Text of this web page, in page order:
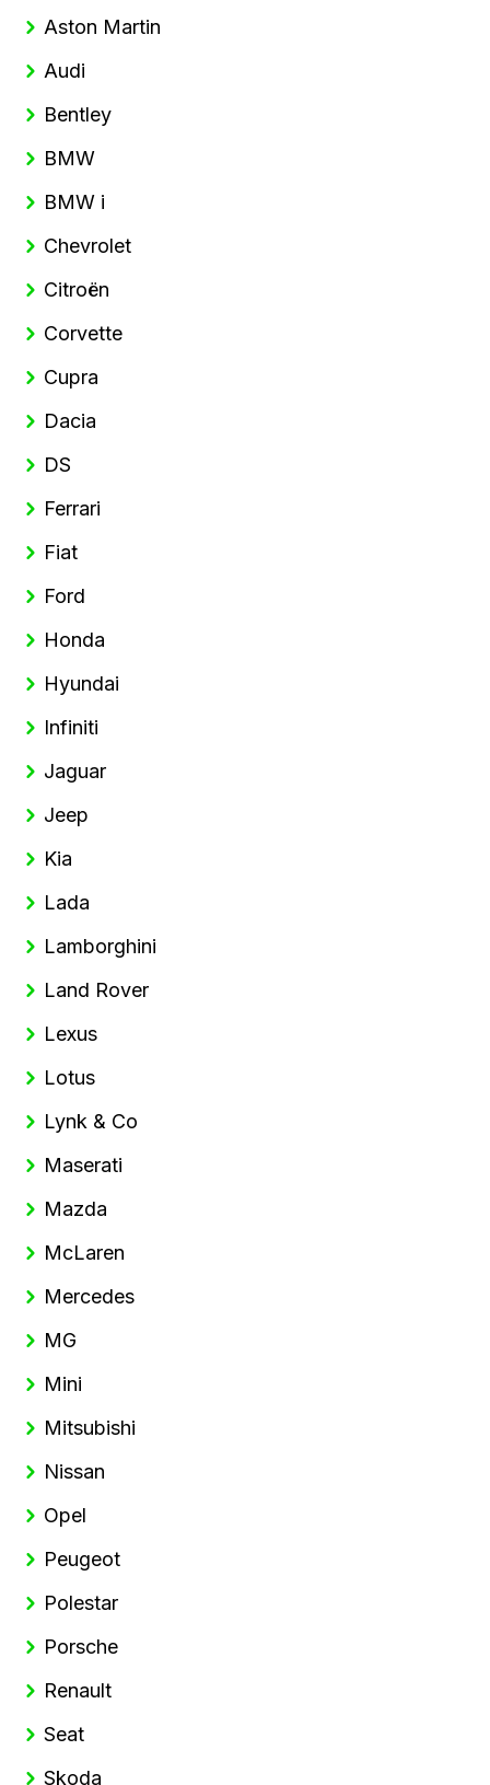
Aston Martin
Audi
Bentley
BMW
BMW i
Chevrolet
Citroën
Corvette
Cupra
Dacia
DS
Ferrari
Fiat
Ford
Honda
Hyundai
Infiniti
Jaguar
Jeep
Kia
Lada
Lamborghini
Land Rover
Lexus
Lotus
Lynk & Co
Maserati
Mazda
McLaren
Mercedes
MG
Mini
Mitsubishi
Nissan
Opel
Peugeot
Polestar
Porsche
Renault
Seat
Skoda